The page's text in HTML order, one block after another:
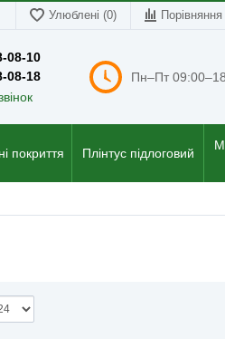
Улюблені (0)
08-10
08-18
Пн–Пт
покриття Плінтус підлоговий